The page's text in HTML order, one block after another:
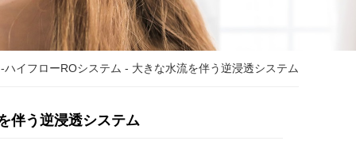
ハイフローROシステム - 大きな水流を伴う逆浸透システム
伴う逆浸透システム